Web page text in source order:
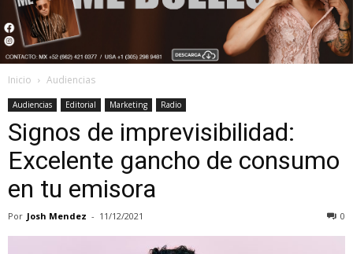
Inicio Audiencias
Audiencias Editorial Marketing Radio
Signos de imprevisibilidad:
Excelente gancho de consumo
en tu emisora
Por Josh Mendez - 11/12/2021 0